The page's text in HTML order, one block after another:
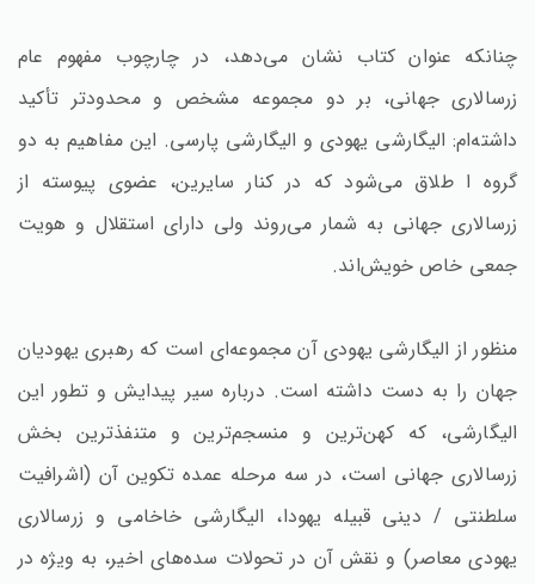
چنانکه عنوان کتاب نشان می‌دهد، در چارچوب مفهوم عام
زرسالاری جهانی، بر دو مجموعه مشخص و محدودتر تأکید
داشته‌ام: الیگارشی یهودی و الیگارشی پارسی. این مفاهیم به دو
گروه ا طلاق می‌شود که در کنار سایرین، عضوی پیوسته از
زرسالاری جهانی به شمار می‌روند ولی دارای استقلال و هویت
جمعی خاص خویش‌اند.
منظور از الیگارشی یهودی آن مجموعه‌ای است که رهبری یهودیان
جهان را به دست داشته است. درباره سیر پیدایش و تطور این
الیگارشی، که کهن‌ترین و منسجم‌ترین و متنفذترین بخش
زرسالاری جهانی است، در سه مرحله عمده تکوین آن (اشرافیت
سلطنتی / دینی قبیله یهودا، الیگارشی خاخامی و زرسالاری
یهودی معاصر) و نقش آن در تحولات سده‌های اخیر، به ویژه در